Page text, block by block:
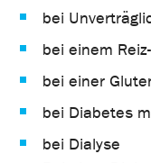
bei
bei einem
bei einer
bei Diabetes
bei Dialyse